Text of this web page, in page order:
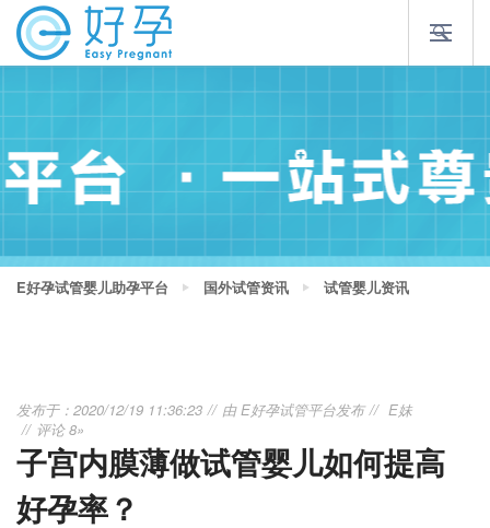
E好孕试管婴儿助孕平台 国外试管资讯 试管婴儿资讯
发布于：2020/12/19 11:36:23 由E好孕试管平台发布
E妹
评论 8»
子宫内膜薄做试管婴儿如何提高
好孕率？